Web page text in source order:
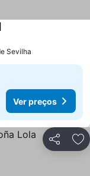
preços
Ver preços
Sevilha
Ver preços
Partilhar